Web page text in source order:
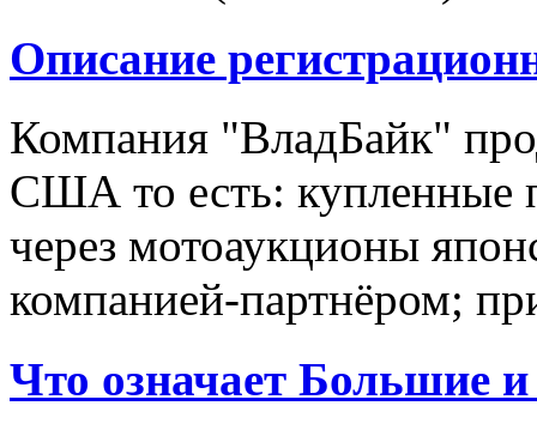
Описание
Компания "ВладБайк"
США то есть: купленные
через мотоаукционы
компанией-партнёром;
Что означает Большие